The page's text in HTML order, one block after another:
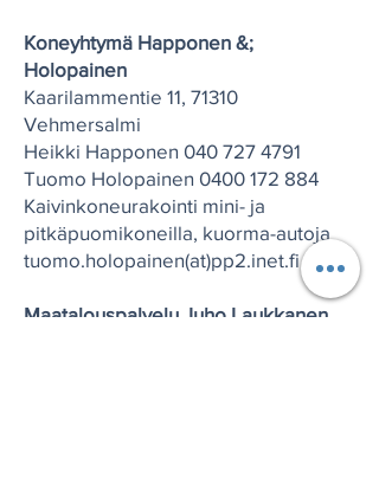
Koneyhtymä Happonen &;
Holopainen
Kaarilammentie 11, 71310
Vehmersalmi
Heikki Happonen 040 727 4791
Tuomo Holopainen 0400 172 884
Kaivinkoneurakointi mini- ja
pitkäpuomikoneilla, kuorma-autoja
tuomo.holopainen(at)pp2.inet.fi
Maatalouspalvelu Juho Laukkanen